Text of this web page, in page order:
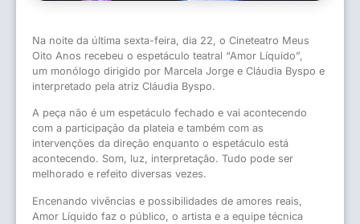
Na noite da última sexta-feira, dia 22, o Cineteatro Meus
Oito Anos recebeu o espetáculo teatral “Amor Líquido”,
um monólogo dirigido por Marcela Jorge e Cláudia Byspo e
interpretado pela atriz Cláudia Byspo.
A peça não é um espetáculo fechado e vai acontecendo
com a participação da plateia e também com as
intervenções da direção enquanto o espetáculo está
acontecendo. Som, luz, interpretação. Tudo pode ser
melhorado e refeito diversas vezes.
Encenando vivências e possibilidades de amores reais,
Amor Líquido faz o público, o artista e a equipe técnica